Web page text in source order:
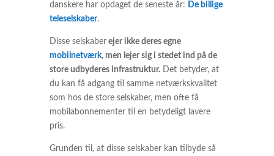
danskere har opdaget de seneste år: De billige
teleselskaber.
Disse selskaberejer ikke deres egne
mobilnetværk, men lejer sig i stedet ind på de
store udbyderes infrastruktur.Det betyder, at
du kan få adgang til samme netværkskvalitet
som hos de store selskaber, men ofte få
mobilabonnementer til en betydeligt lavere
pris.
Grunden til, at disse selskaber kan tilbyde så